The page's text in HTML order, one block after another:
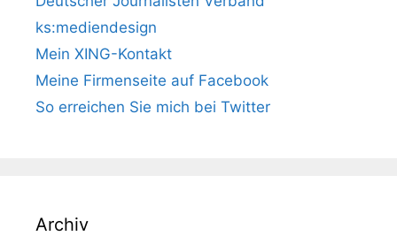
ks:mediendesign
Mein XING-Kontakt
Meine Firmenseite auf Facebook
So erreichen Sie mich bei Twitter
Archiv